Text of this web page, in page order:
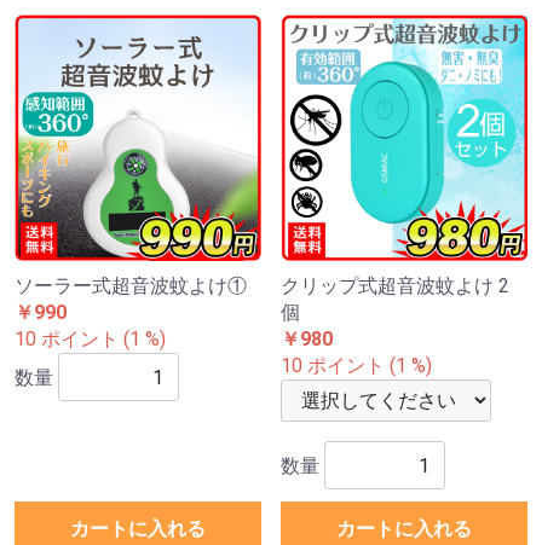
ソーラー式超音波蚊よけ①
￥990
10 ポイント (1 %)
数量
カートに入れる
クリップ式超音波蚊よけ 2
個
￥980
10 ポイント (1 %)
数量
カートに入れる